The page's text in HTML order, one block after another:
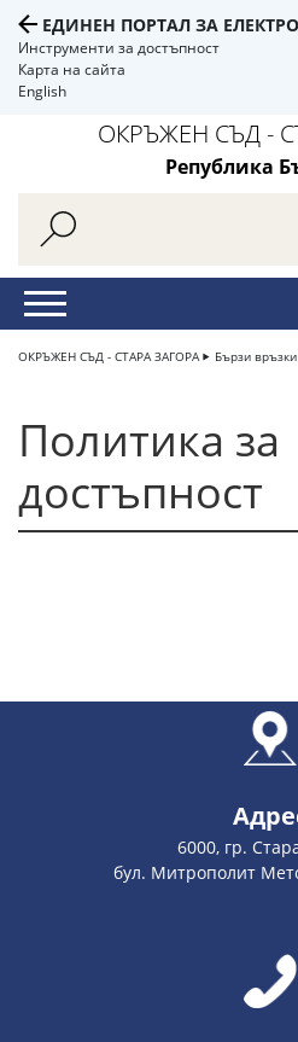
ЕДИНЕН ПОРТАЛ ЗА
Инструменти за достъпност
Карта на сайта
English
ОКРЪЖЕН СЪД -
Република
ОКРЪЖЕН СЪД - СТАРА ЗАГОРА Бързи връзки
Политика за
достъпност
6000, гр.
бул. Митрополит